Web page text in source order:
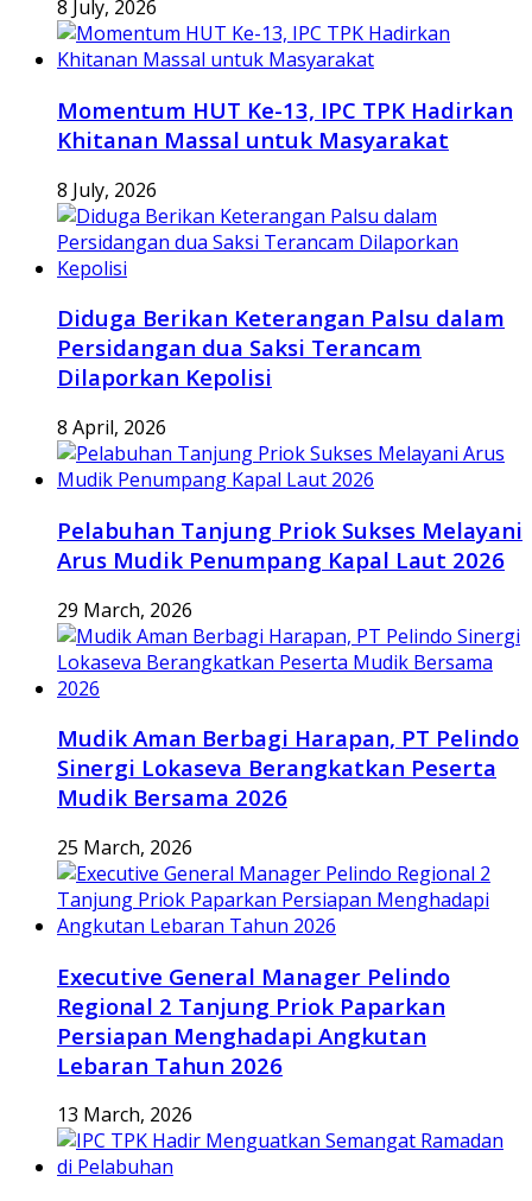
8 July, 2026
Momentum HUT Ke-13, IPC TPK Hadirkan
Khitanan Massal untuk Masyarakat
8 July, 2026
Diduga Berikan Keterangan Palsu dalam
Persidangan dua Saksi Terancam
Dilaporkan Kepolisi
8 April, 2026
Pelabuhan Tanjung Priok Sukses Melayani
Arus Mudik Penumpang Kapal Laut 2026
29 March, 2026
Mudik Aman Berbagi Harapan, PT Pelindo
Sinergi Lokaseva Berangkatkan Peserta
Mudik Bersama 2026
25 March, 2026
Executive General Manager Pelindo
Regional 2 Tanjung Priok Paparkan
Persiapan Menghadapi Angkutan
Lebaran Tahun 2026
13 March, 2026